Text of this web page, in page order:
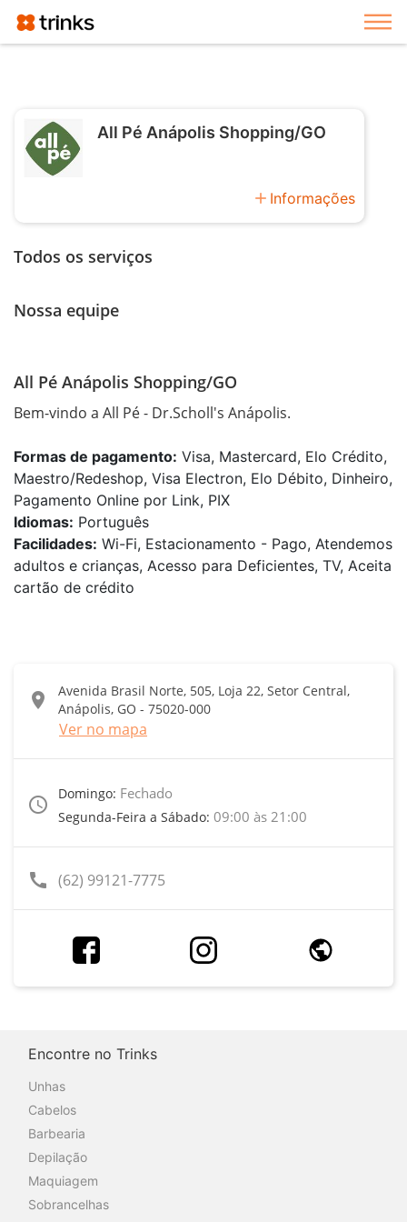
All Pé Anápolis Shopping/GO
add Informações
Todos os serviços
Nossa equipe
All Pé Anápolis Shopping/GO
Bem-vindo a All Pé - Dr.Scholl's Anápolis.
Formas de pagamento: Visa, Mastercard, Elo Crédito,
Maestro/Redeshop, Visa Electron, Elo Débito, Dinheiro,
Pagamento Online por Link, PIX
Idiomas: Português
Facilidades: Wi-Fi, Estacionamento - Pago, Atendemos
adultos e crianças, Acesso para Deficientes, TV, Aceita
cartão de crédito
location_on
Avenida Brasil Norte, 505, Loja 22, Setor Central,
Anápolis, GO - 75020-000
Ver no mapa
access_time
Domingo: Fechado
Segunda-Feira a Sábado: 09:00 às 21:00
call (62) 99121-7775
Encontre no Trinks
Unhas
Cabelos
Barbearia
Depilação
Maquiagem
Sobrancelhas